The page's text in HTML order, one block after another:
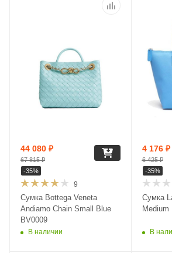
9
Сумка Bottega Veneta
Andiamo Chain Small Blue
BV0009
В наличии
44 080 ₽
67 815₽
-35%
Сумка
Medium
В
4 176₽
6 425₽
-35%